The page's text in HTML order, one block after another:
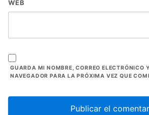
WEB
GUARDA MI NOMBRE, CORREO ELECTRÓNICO
NAVEGADOR PARA LA PRÓXIMA VEZ QUE